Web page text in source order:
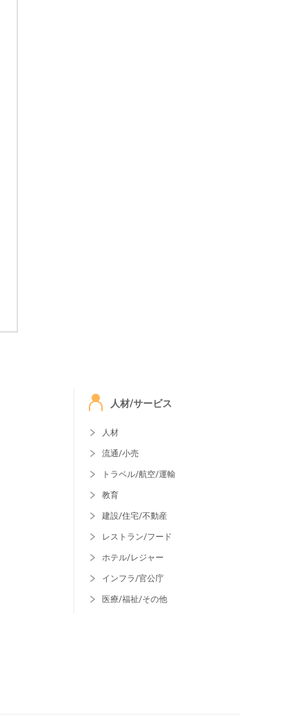
人材/サービス
人材
流通/小売
トラベル/航空/運輸
教育
建設/住宅/不動産
レストラン/フード
ホテル/レジャー
インフラ/官公庁
医療/福祉/その他